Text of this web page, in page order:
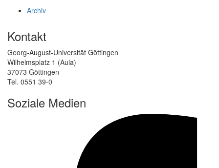
Archiv
Kontakt
Georg-August-Universität Göttingen
Wilhelmsplatz 1 (Aula)
37073 Göttingen
Tel. 0551 39-0
Soziale Medien